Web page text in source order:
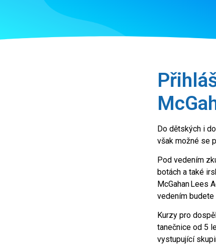
Do dětských i
však možné se
Pod vedením
botách a také
McGahan Lees
vedením
Kurzy pro
tanečnice od 5
vystupující